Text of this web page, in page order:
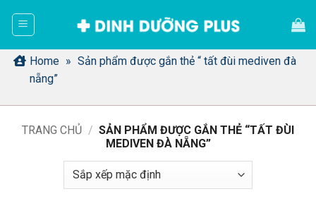
dung Home » Sản phẩm được gắn thẻ “ tất đùi mediven đà
nẵng”
TRANG CHỦ / SẢN PHẨM ĐƯỢC GẮN THẺ “TẤT ĐÙI
MEDIVEN ĐÀ NẴNG”